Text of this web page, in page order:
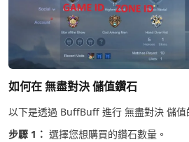
如何在 無盡對決 儲值鑽石
以下是透過 BuffBuff 進行 無盡對決 儲值
步驟 1： 選擇您想購買的鑽石數量。